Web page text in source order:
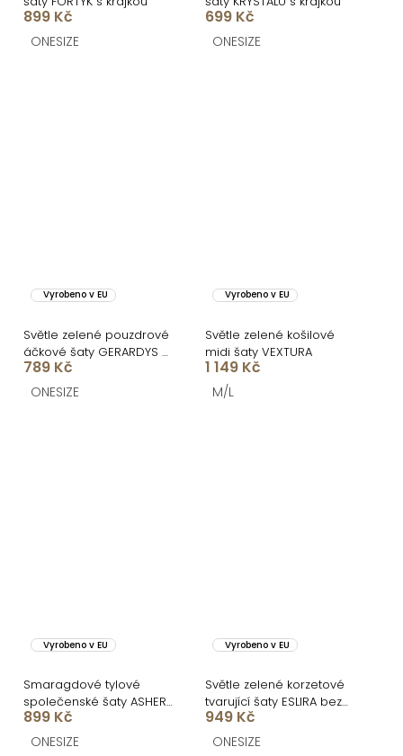
899 Kč
ONESIZE
699 Kč
ONESIZE
Vyrobeno v EU
Světle zelené pouzdrové
áčkové šaty GERARDYS s
páskem
789 Kč
ONESIZE
Vyrobeno v EU
Světle zelené košilové
midi šaty VEXTURA
1 149 Kč
M/L
Vyrobeno v EU
Smaragdové tylové
společenské šaty ASHER
s dlouhým rukávem
899 Kč
ONESIZE
Vyrobeno v EU
Světle zelené korzetové
tvarující šaty ESLIRA bez
ramínek
949 Kč
ONESIZE